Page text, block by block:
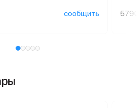
сообщить